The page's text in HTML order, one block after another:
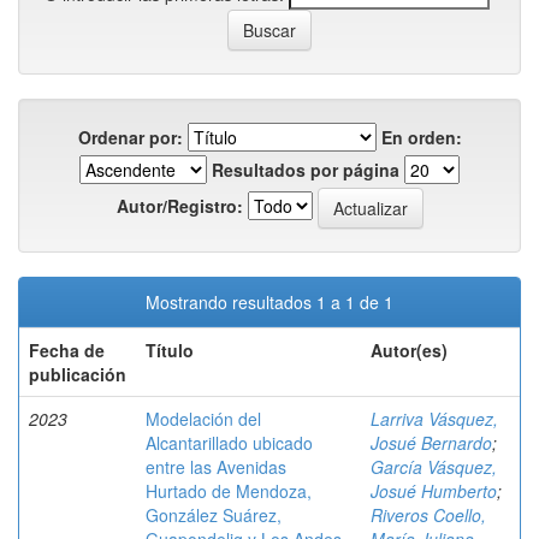
Ordenar por:
En orden:
Resultados por página
Autor/Registro:
Mostrando resultados 1 a 1 de 1
Fecha de
publicación
Título Autor(es)
2023
Modelación del
Alcantarillado ubicado
entre las Avenidas
Hurtado de Mendoza,
González Suárez,
Larriva Vásquez,
Josué Bernardo;
García Vásquez,
Josué Humberto;
Riveros Coello,